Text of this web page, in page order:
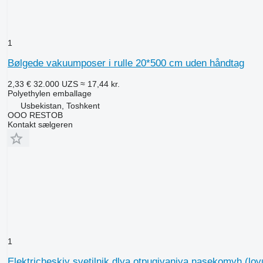
1
Bølgede vakuumposer i rulle 20*500 cm uden håndtag
2,33 € 32.000 UZS ≈ 17,44 kr.
Polyethylen emballage
Usbekistan, Toshkent
OOO RESTOB
Kontakt sælgeren
1